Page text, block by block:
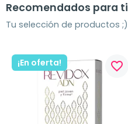
Recomendados para ti
Tu selección de productos ;)
¡En oferta! favorite_border